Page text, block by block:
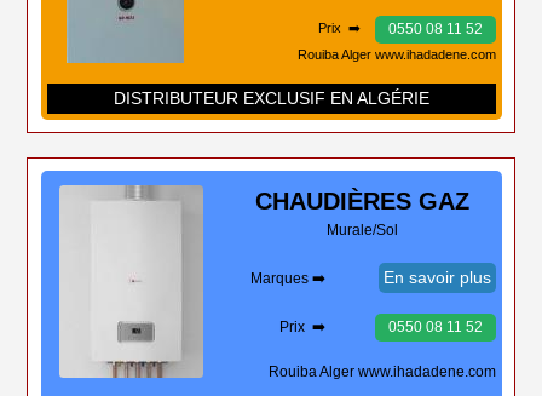
Prix ➡️ 0550 08 11 52
Rouiba Alger www.ihadadene.com
DISTRIBUTEUR EXCLUSIF EN ALGÉRIE
CHAUDIÈRES GAZ
Murale/Sol
Marques ➡️ En savoir plus
Prix ➡️ 0550 08 11 52
Rouiba Alger www.ihadadene.com